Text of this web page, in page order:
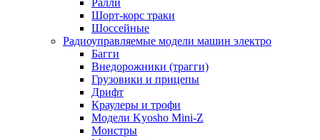
Ралли
Шорт-корс траки
Шоссейные
Радиоуправляемые модели машин электро
Багги
Внедорожники (трагги)
Грузовики и прицепы
Дрифт
Краулеры и трофи
Модели Kyosho Mini-Z
Монстры